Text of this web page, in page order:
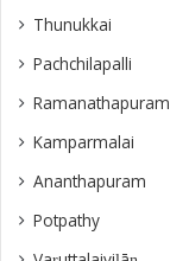
Thunukkai
Pachchilapalli
Ramanathapuram
Kamparmalai
Ananthapuram
‎Potpathy